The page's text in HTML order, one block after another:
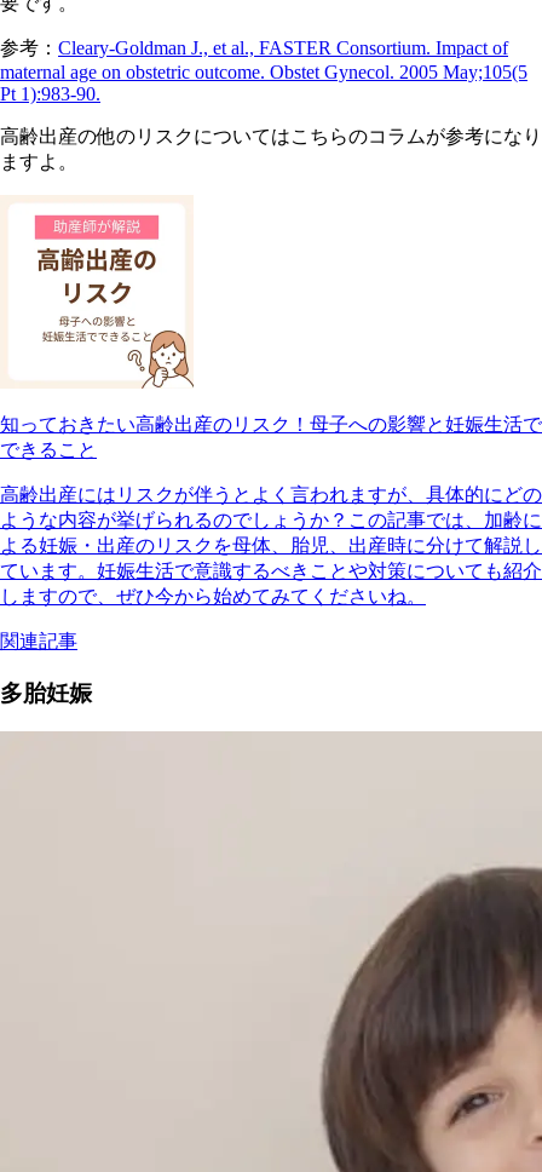
参考： Cleary-Goldman J., et al., FASTER Consortium. Impact of
maternal age on obstetric outcome. Obstet Gynecol. 2005 May;105(5
Pt 1):983-90.
高齢出産の他のリスクについてはこちらのコラムが参考になり
ますよ。
知っておきたい高齢出産のリスク！母子への影響と妊娠生活で
できること
高齢出産にはリスクが伴うとよく言われますが、具体的にどの
ような内容が挙げられるのでしょうか？この記事では、加齢に
よる妊娠・出産のリスクを母体、胎児、出産時に分けて解説し
ています。妊娠生活で意識するべきことや対策についても紹介
しますので、ぜひ今から始めてみてくださいね。
関連記事
多胎妊娠